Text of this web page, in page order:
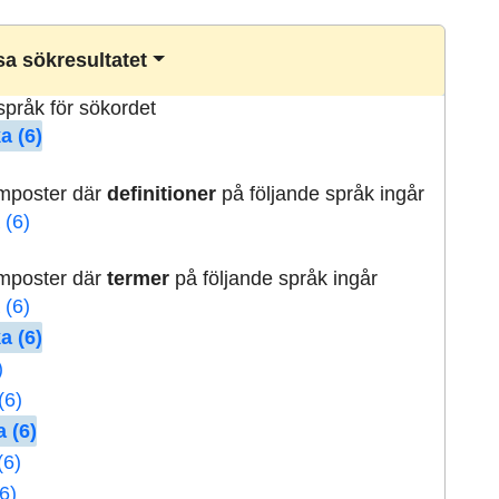
sökresultatet
för sökordet
(6)
därdefinitioner på följande språk ingår
(6)
därtermer på följande språk ingår
(6)
(6)
(6)